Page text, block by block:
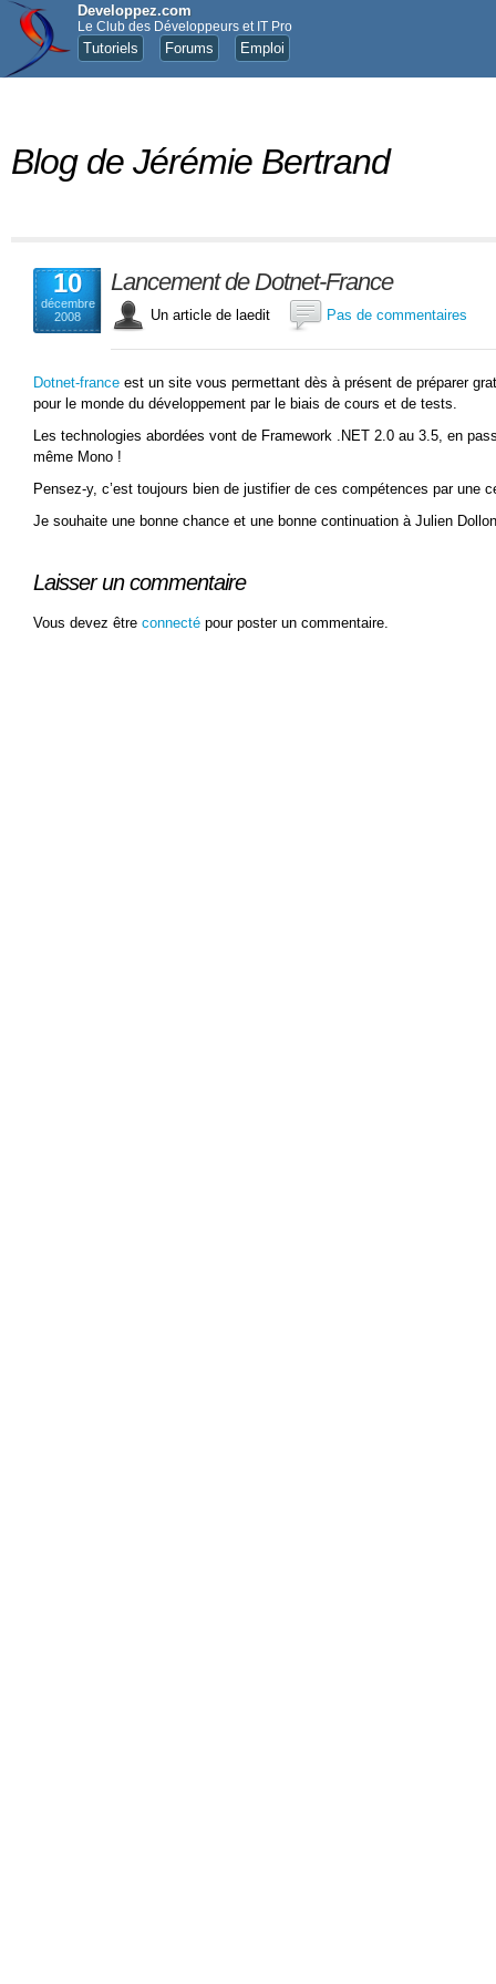
Developpez.com
Le Club des Développeurs et IT Pro
Tutoriels Forums Emploi
Blog de Jérémie Bertrand
10
décembre
2008
Lancement de Dotnet-France
Un article de laedit Pas de commentaires
Dotnet-france est un site vous permettant dès à présent de préparer
pour le monde du développement par le biais de cours et de tests.
Les technologies abordées vont de Framework .NET 2.0 au 3.5, en
même Mono !
Pensez-y, c’est toujours bien de justifier de ces compétences par une
Je souhaite une bonne chance et une bonne continuation à Julien
Laisser un commentaire
Vous devez être connecté pour poster un commentaire.